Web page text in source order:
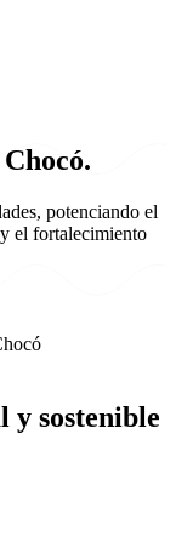
potenciando el
el fortalecimiento
sostenible